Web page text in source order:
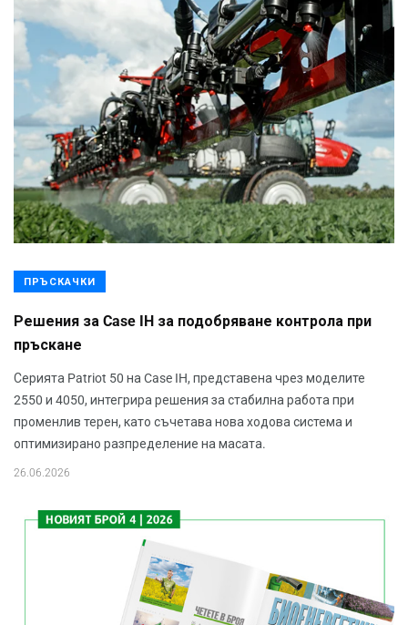
ПРЪСКАЧКИ
Решения за Case IH за подобряване контрола при
пръскане
Серията Patriot 50 на Case IH, представена чрез моделите
2550 и 4050, интегрира решения за стабилна работа при
променлив терен, като съчетава нова ходова система и
оптимизирано разпределение на масата.
26.06.2026